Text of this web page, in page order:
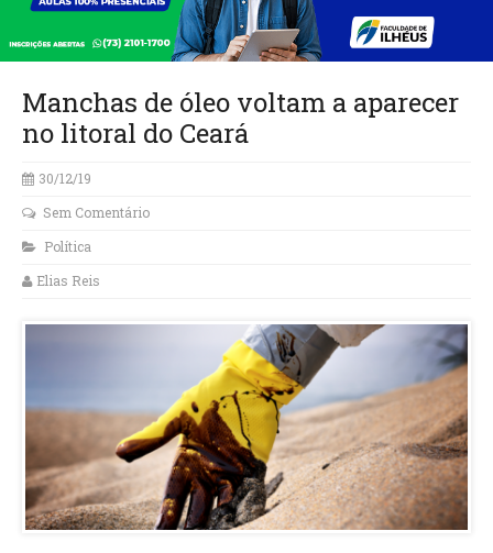
Manchas de óleo voltam a aparecer
no litoral do Ceará
30/12/19
Sem Comentário
Política
Elias Reis